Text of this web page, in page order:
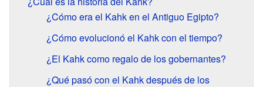
¿Cómo era el Kahk en el Antiguo Egipto?
¿Cómo evolucionó el Kahk con el tiempo?
¿El Kahk como regalo de los gobernantes?
¿Qué pasó con el Kahk después de los